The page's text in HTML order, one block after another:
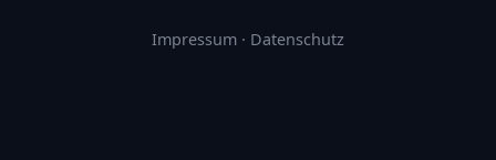
Impressum · Datenschutz